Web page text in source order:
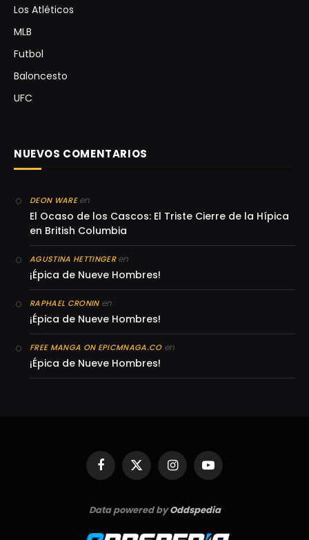
Los Atléticos
MLB
Futbol
Baloncesto
UFC
NUEVOS COMENTARIOS
DEON WAREen
El Ocaso de los Cascos: El Triste Cierre de la Hípica
en British Columbia
AGUSTINA HETTINGERen
¡Épica de Nueve Hombres!
RAPHAEL CRONINen
¡Épica de Nueve Hombres!
FREE MANGA ON EPICMNAGA.COen
¡Épica de Nueve Hombres!
Facebook
X
(Twitter)
InstagramYouTube
Data powered byOddspedia